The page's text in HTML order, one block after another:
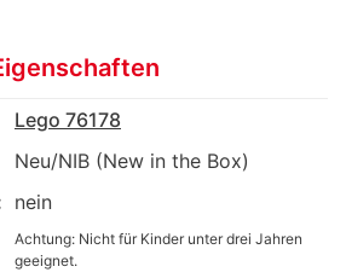
Lego 76178
Neu/NIB (New in the Box)
nein
Achtung: Nicht für Kinder unter drei Jahren
geeignet.